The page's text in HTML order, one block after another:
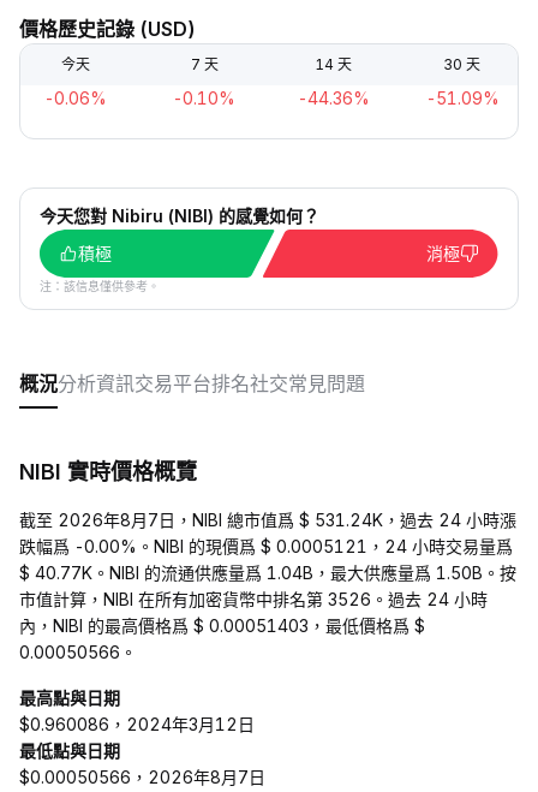
價格歷史記錄 (USD)
今天 7 天 14 天 30 天
-0.06% -0.10% -44.36% -51.09%
今天您對 Nibiru (NIBI) 的感覺如何？
積極
消極
注：該信息僅供參考。
概況分析資訊交易平台排名社交常見問題
NIBI 實時價格概覽
截至 2026年8月7日，NIBI 總市值爲 $ 531.24K，過去 24 小時漲
跌幅爲 -0.00%。NIBI 的現價爲 $ 0.0005121，24 小時交易量爲
$ 40.77K。NIBI 的流通供應量爲 1.04B，最大供應量爲 1.50B。按
市值計算，NIBI 在所有加密貨幣中排名第 3526。過去 24 小時
內，NIBI 的最高價格爲 $ 0.00051403，最低價格爲 $
0.00050566。
最高點與日期
$0.960086，2024年3月12日
最低點與日期
$0.00050566，2026年8月7日